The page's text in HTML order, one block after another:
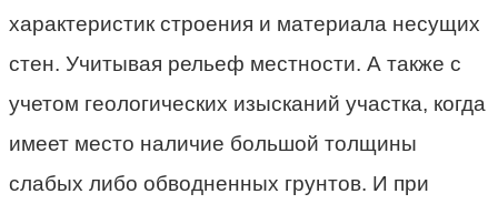
характеристик строения и материала несущих
стен. Учитывая рельеф местности. А также с
учетом геологических изысканий участка, когда
имеет место наличие большой толщины
слабых либо обводненных грунтов. И при